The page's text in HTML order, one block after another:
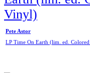
Pete Astor
LP Time On Earth (lim. ed.